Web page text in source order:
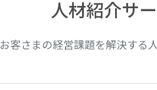
人材紹介サ
お客さまの経営課題を解決する